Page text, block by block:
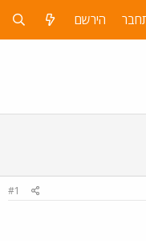
הירשם
#1